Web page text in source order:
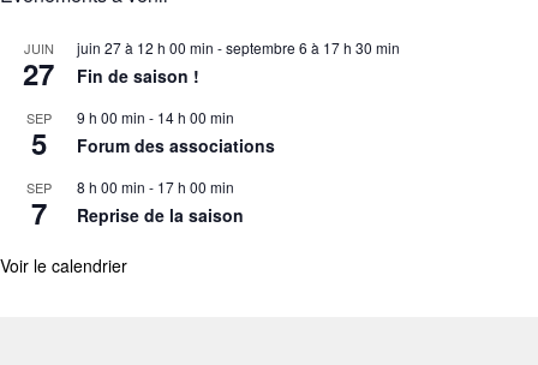
JUIN
27
juin 27 à 12 h 00 min -septembre 6 à 17 h 30 min
Fin de saison !
SEP
5
9 h 00 min - 14 h 00 min
Forum des associations
SEP
7
8 h 00 min - 17 h 00 min
Reprise de la saison
Voir le calendrier